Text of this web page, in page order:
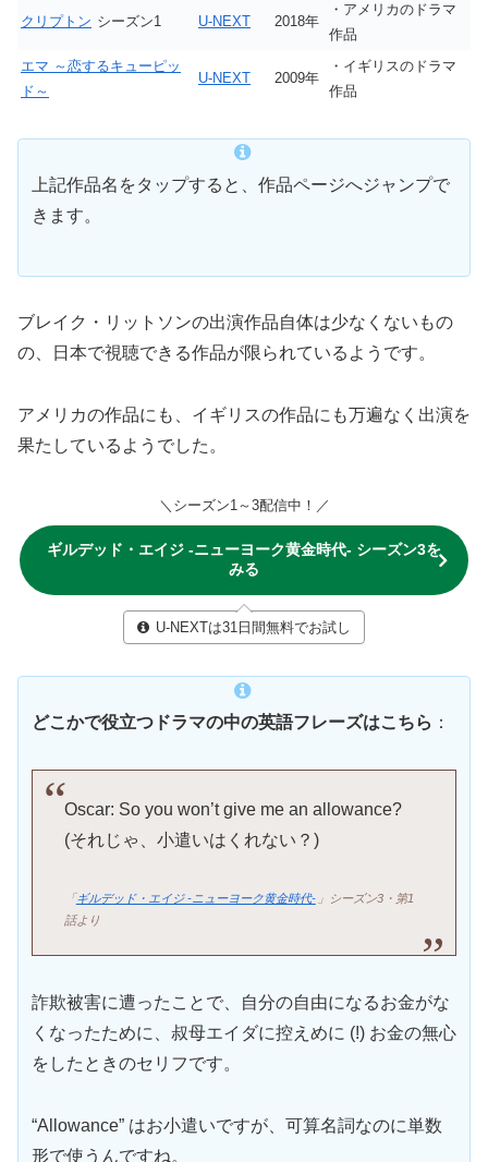
クリプトン シーズン1 U-NEXT 2018年
・アメリカのドラマ
作品
エマ ～恋するキューピッ
ド～
U-NEXT 2009年
・イギリスのドラマ
作品
上記作品名をタップすると、作品ページへジャンプで
きます。
ブレイク・リットソンの出演作品自体は少なくないもの
の、日本で視聴できる作品が限られているようです。
アメリカの作品にも、イギリスの作品にも万遍なく出演を
果たしているようでした。
＼シーズン1～3配信中！／
ギルデッド・エイジ -ニューヨーク黄金時代- シーズン3を
みる
U-NEXTは31日間無料でお試し
どこかで役立つドラマの中の英語フレーズはこちら ：
Oscar: So you won’t give me an allowance?
(それじゃ、小遣いはくれない？)
「ギルデッド・エイジ -ニューヨーク黄金時代- 」シーズン3・第1
話より
詐欺被害に遭ったことで、自分の自由になるお金がな
くなったために、叔母エイダに控えめに (!) お金の無心
をしたときのセリフです。
“Allowance” はお小遣いですが、可算名詞なのに単数
形で使うんですね。